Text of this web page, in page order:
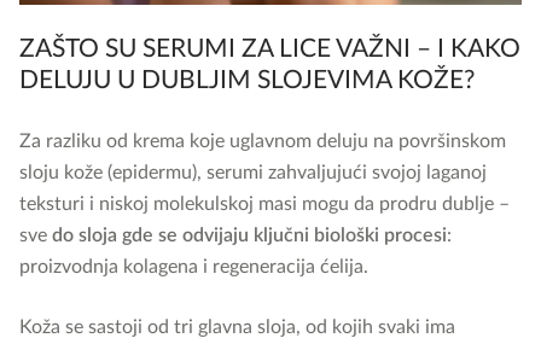
ZAŠTO SU SERUMI ZA LICE VAŽNI – I KAKO
DELUJU U DUBLJIM SLOJEVIMA KOŽE?
Za razliku od krema koje uglavnom deluju na površinskom
sloju kože (epidermu), serumi zahvaljujući svojoj laganoj
teksturi i niskoj molekulskoj masi mogu da prodru dublje –
sve do sloja gde se odvijaju ključni biološki procesi:
proizvodnja kolagena i regeneracija ćelija.
Koža se sastoji od tri glavna sloja, od kojih svaki ima